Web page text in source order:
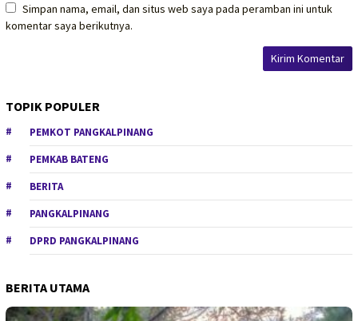
Simpan nama, email, dan situs web saya pada peramban ini untuk
komentar saya berikutnya.
TOPIK POPULER
PEMKOT PANGKALPINANG
PEMKAB BATENG
BERITA
PANGKALPINANG
DPRD PANGKALPINANG
BERITA UTAMA